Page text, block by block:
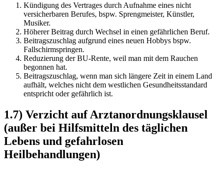
Kündigung des Vertrages durch Aufnahme eines nicht
versicherbaren Berufes, bspw. Sprengmeister, Künstler,
Musiker.
Höherer Beitrag durch Wechsel in einen gefährlichen Beruf.
Beitragszuschlag aufgrund eines neuen Hobbys bspw.
Fallschirmspringen.
Reduzierung der BU-Rente, weil man mit dem Rauchen
begonnen hat.
Beitragszuschlag, wenn man sich längere Zeit in einem Land
aufhält, welches nicht dem westlichen Gesundheitsstandard
entspricht oder gefährlich ist.
1.7) Verzicht auf Arztanordnungsklausel
(außer bei Hilfsmitteln des täglichen
Lebens und gefahrlosen
Heilbehandlungen)